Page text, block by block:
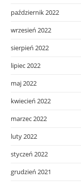
październik 2022
wrzesień 2022
sierpień 2022
lipiec 2022
maj 2022
kwiecień 2022
marzec 2022
luty 2022
styczeń 2022
grudzień 2021